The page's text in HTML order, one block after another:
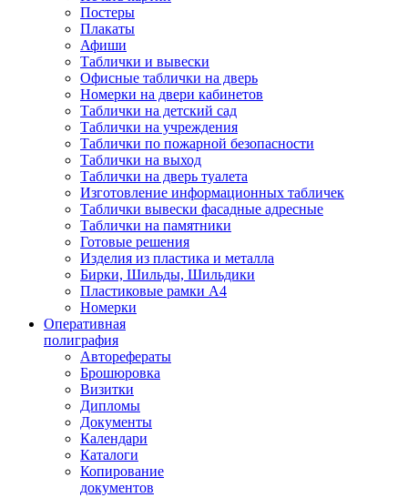
Постеры
Плакаты
Афиши
Таблички и вывески
Офисные таблички на дверь
Номерки на двери кабинетов
Таблички на детский сад
Таблички на учреждения
Таблички по пожарной безопасности
Таблички на выход
Таблички на дверь туалета
Изготовление информационных табличек
Таблички вывески фасадные адресные
Таблички на памятники
Готовые решения
Изделия из пластика и металла
Бирки, Шильды, Шильдики
Пластиковые рамки А4
Номерки
Оперативная
полиграфия
Авторефераты
Брошюровка
Визитки
Дипломы
Документы
Календари
Каталоги
Копирование
документов